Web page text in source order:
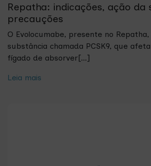
Repatha: indicações, ação da
precauções
O Evolocumabe, presente no
substância chamada PCSK9, que
fígado de absorver[...]
Leia mais